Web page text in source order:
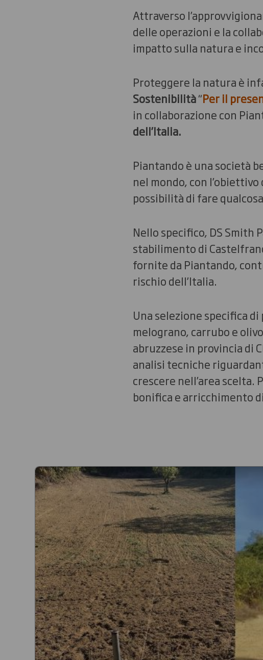
Attraverso
delle operazioni e la
impatto sulla natura e
Proteggere la natura è
Sostenibilità“Per il
in collaborazione con
dell’Italia.
Piantando è una società
nel mondo, con
possibilità di fare
Nello specifico, DS Smith
stabilimento di
fornite da Piantando,
rischio dell’Italia.
Una selezione specifica
melograno, carrubo e
abruzzese in provincia di
analisi tecniche
crescere nell’area
bonifica e arricchimento